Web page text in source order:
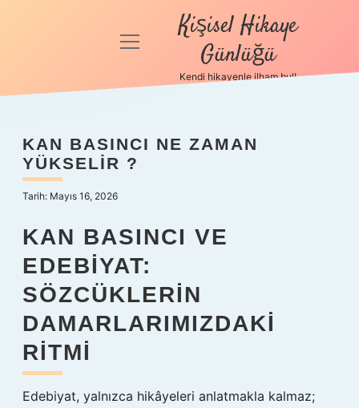
Anasayfa
Politikası
Yasal Uyarı
menüyü
Kişisel Hikaye
Günlüğü
Kendi hikayenle ilham bul!
KAN BASINCI NE ZAMAN
YÜKSELIR ?
Tarih: Mayıs 16, 2026
KAN BASINCI VE
EDEBIYAT:
SÖZCÜKLERIN
DAMARLARIMIZDAKI
RITMI
Edebiyat, yalnızca hikâyeleri anlatmakla kalmaz;